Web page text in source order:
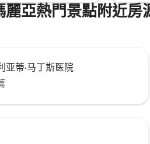
麗亞熱門景點附近房
亚蒂·马丁斯医院